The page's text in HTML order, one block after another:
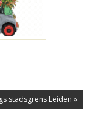
stadsgrens Leiden »